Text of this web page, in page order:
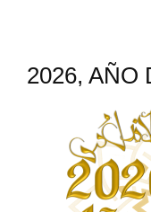
2026, AÑO